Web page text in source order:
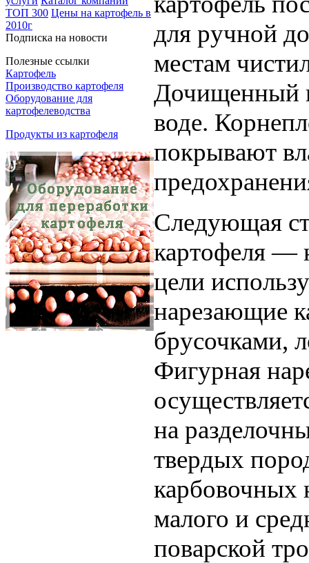
ТОП 300 Цены на картофель в
2010г
Подписка на новости
Полезные ссылки
Картофель
Производство картофеля
Оборудование для
картофелеводства
Продукты из картофеля
для ручной
местам
Дочищенный
воде.
покрывают
Следующая
картофеля —
цели
нарезающие
брусочками,
Фигурная
на
твердых
карбовочных
малого и
поварской